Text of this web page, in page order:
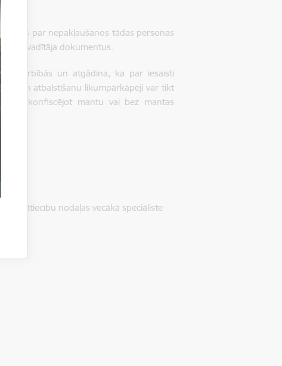
par nepakļaušanos tādas personas
vadītāja dokumentus.
darbībās un atgādina, ka par iesaisti
un atbalstīšanu likumpārkāpēji var tikt
konfiscējot mantu vai bez mantas
tās.
attiecību nodaļas vecākā speciāliste